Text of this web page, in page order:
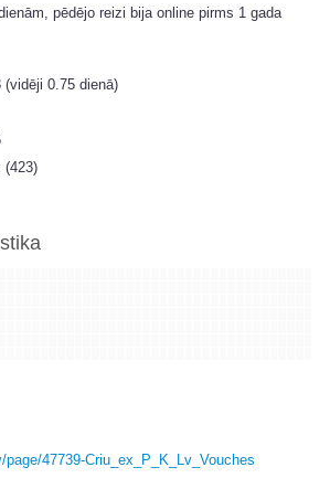
pēdējo reizi bija online pirms 1 gada
(vidēji 0.75 dienā)
(423)
47739-Criu_ex_P_K_Lv_Vouches